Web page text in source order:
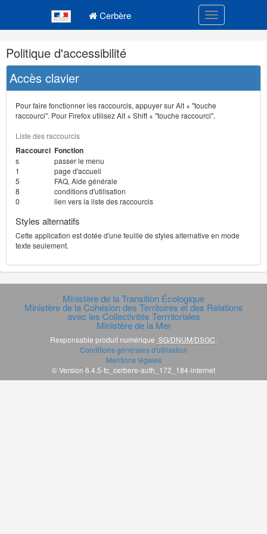
Cerbère Toggle
Navigation
et
outils
annexes
Politique d'accessibilité
Accès clavier
Pour faire fonctionner les raccourcis, appuyer sur Alt + "touche
raccourci". Pour Firefox utilisez Alt + Shift + "touche raccourci".
Liste des raccourcis
Raccourci Fonction
s
passer le menu
1
page d'accueil
5
FAQ, Aide générale
8
conditions d'utilisation
0
lien vers la liste des raccourcis
Styles alternatifs
Cette application est dotée d'une feuille de styles alternative en mode
texte seulement.
Ministère de la Transition Écologique
Ministère de la Cohésion des Territoires et des Relations
avec les Collectivités Terrritoriales
Ministère de la Mer
Responsable produit numérique SG/DNUM/DSGC
Conditions générales d'utilisation
Mentions légales
© Version 6.4.5-tc_cerbere-auth_172_184-internet